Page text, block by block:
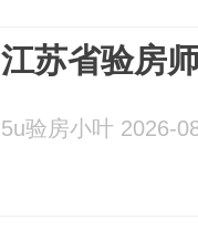
江苏省验房
5u验房小叶 2026-